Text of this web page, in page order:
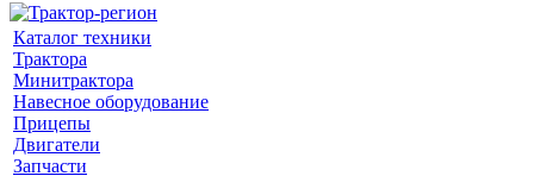
Каталог техники
Трактора
Минитрактора
Навесное оборудование
Прицепы
Двигатели
Запчасти